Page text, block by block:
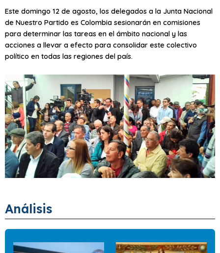
Este domingo 12 de agosto, los delegados a la Junta Nacional
de Nuestro Partido es Colombia sesionarán en comisiones
para determinar las tareas en el ámbito nacional y las
acciones a llevar a efecto para consolidar este colectivo
político en todas las regiones del país.
Análisis